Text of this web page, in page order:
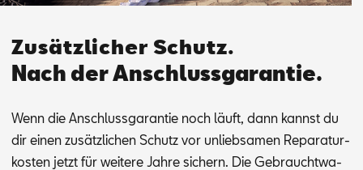
Zusätzlicher Schutz.
Nach der Anschlussgarantie.
Wenn die An­schluss­ga­ran­tie noch läuft, dann kannst du
dir ei­nen zu­sätz­li­chen Schutz vor un­lieb­sa­men Re­pa­ra­tur­
kos­ten jetzt für wei­te­re Jah­re si­chern. Die Ge­braucht­wa­